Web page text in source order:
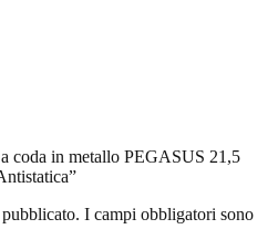
coda in metallo PEGASUS 21,5
I campi obbligatori sono